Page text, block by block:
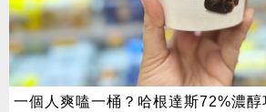
一個人爽嗑一桶？哈根達斯72%濃